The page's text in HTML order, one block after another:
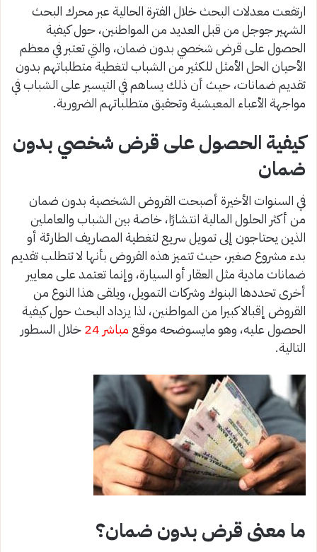
ارتفعت معدلات البحث خلال الفترة الحالية عبر محرك البحث
الشهير جوجل من قبل العديد من المواطنين، حول كيفية
الحصول على قرض شخصي بدون ضمان، والتي تعتبر في معظم
الأحيان الحل الأمثل للكثير من الشباب لتغطية متطلباتهم بدون
تقديم ضمانات، حيث أن ذلك يساهم في التيسير على الشباب في
مواجهة الأعباء المعيشية وتحقيق متطلباتهم الضرورية.
كيفية الحصول على قرض شخصي بدون
ضمان
في السنوات الأخيرة أصبحت القروض الشخصية بدون ضمان
من أكثر الحلول المالية انتشارًا، خاصة بين الشباب والعاملين
الذين يحتاجون إلى تمويل سريع لتغطية المصاريف الطارئة أو
بدء مشروع صغير، حيث تتميز هذه القروض بأنها لا تتطلب تقديم
ضمانات مادية مثل العقار أو السيارة، وإنما تعتمد على معايير
أخرى تحددها البنوك وشركات التمويل، ويلقى هذا النوع من
القروض إقبالا كبيرا من المواطنين، لذا يزداد البحث حول كيفية
الحصول عليه، وهو مايسوضحه موقع مباشر 24
خلال السطور
التالية.
ما معنى قرض بدون ضمان؟